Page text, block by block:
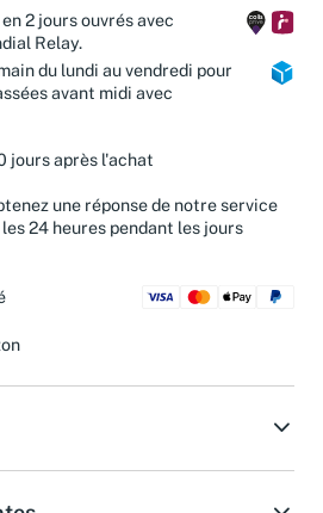
2 jours ouvrés avec
Relay.
du lundi au vendredi pour
avant midi avec
jours après l'achat
une réponse de notre service
24 heures pendant les jours